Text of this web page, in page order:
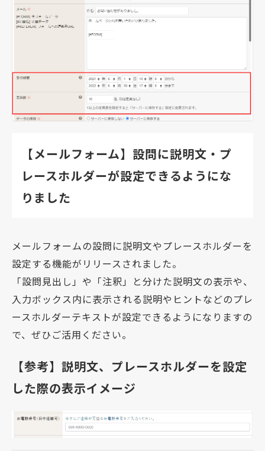
【メールフォーム】設問に説明文・プ
レースホルダーが設定できるようにな
りました
メールフォームの設問に説明文やプレースホルダーを
設定する機能がリリースされました。
「設問見出し」や「注釈」と分けた説明文の表示や、
入力ボックス内に表示される説明やヒントなどのプレ
ースホルダーテキストが設定できるようになりますの
で、ぜひご活用ください。
【参考】説明文、プレースホルダーを設定
した際の表示イメージ